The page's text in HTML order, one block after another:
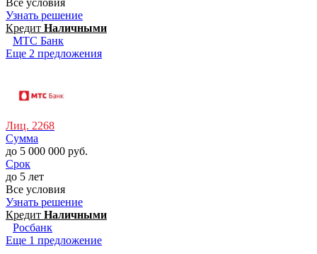
Узнать решение
Кредит Наличными
МТС Банк
Еще 2 предложения
Лиц. 2268
Сумма
до 5 000 000 руб.
Срок
до 5 лет
Все условия
Узнать решение
Кредит Наличными
Росбанк
Еще 1 предложение